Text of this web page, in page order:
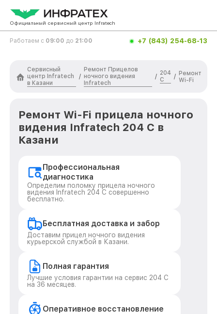
Официальный сервисный центр Infratech
Работаем с 09:00 до 21:00 +7 (843) 254-68-13
Сервисный
центр Infratech
в Казани
/
Ремонт Прицелов
ночного видения
Infratech
/
204
С
/ Ремонт
Wi-Fi
Ремонт Wi-Fi прицела ночного
видения Infratech 204 С в
Казани
Профессиональная
диагностика
Определим поломку прицела ночного
видения Infratech 204 С совершенно
бесплатно.
Бесплатная доставка и забор
Доставим прицел ночного видения
курьерской службой в Казани.
Полная гарантия
Лучшие условия гарантии на сервис 204 С
на 36 месяцев.
Оперативное восстановление